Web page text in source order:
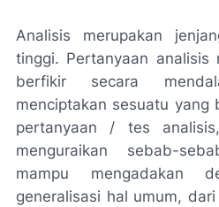
Analisis merupakan
tinggi. Pertanyaan
berfikir secara
menciptakan sesuatu yang
pertanyaan / tes
menguraikan sebab-
mampu mengadakan
generalisasi hal umum,